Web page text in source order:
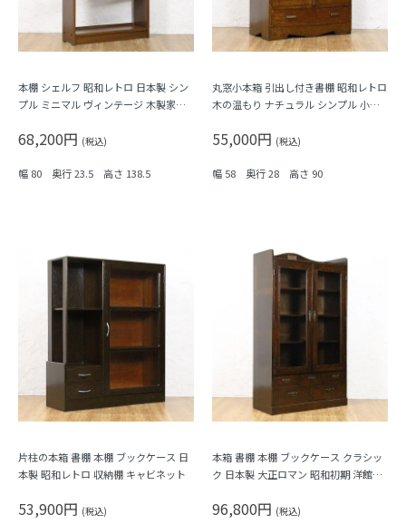
本棚 シェルフ 昭和レトロ 日本製 シン
プル ミニマル ヴィンテージ 木製家具
68,200円 (税込)
幅 80 奥行 23.5 高さ 138.5
丸窓小本箱 引出し付き書棚 昭和レトロ
木の温もり ナチュラル シンプル 小ぶ
55,000円 (税込)
幅 58 奥行 28 高さ 90
片柱の本箱 書棚 本棚 ブックケース 日
本製 昭和レトロ 収納棚 キャビネット
53,900円 (税込)
本箱 書棚 本棚 ブックケース クラシッ
ク 日本製 大正ロマン 昭和初期 洋館風
ィーク ヴィンテージ
96,800円 (税込)